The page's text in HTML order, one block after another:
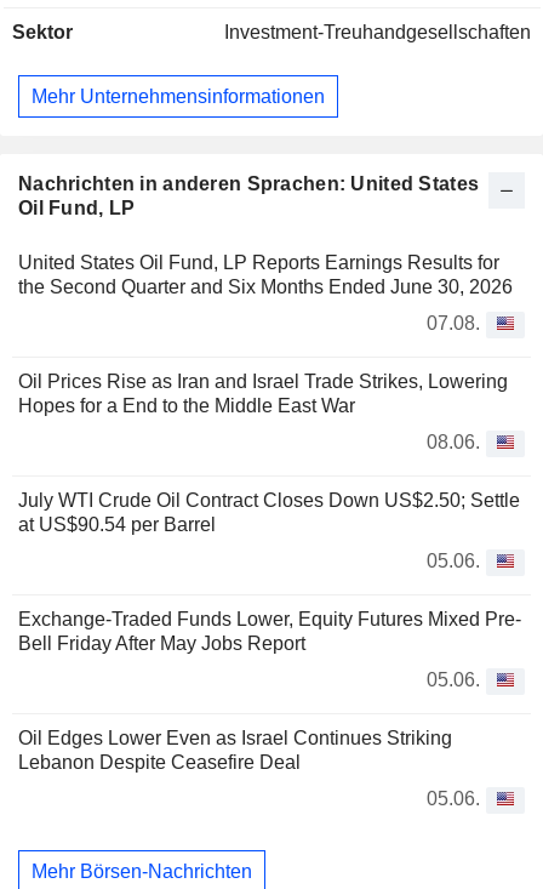
Nachrichten in anderen Sprachen: United States
Oil Fund, LP
United States Oil Fund, LP Reports Earnings Results for
the Second Quarter and Six Months Ended June 30, 2026
07.08.
Oil Prices Rise as Iran and Israel Trade Strikes, Lowering
Hopes for a End to the Middle East War
08.06.
July WTI Crude Oil Contract Closes Down US$2.50; Settle
at US$90.54 per Barrel
05.06.
Exchange-Traded Funds Lower, Equity Futures Mixed Pre-
Bell Friday After May Jobs Report
05.06.
Oil Edges Lower Even as Israel Continues Striking
Lebanon Despite Ceasefire Deal
05.06.
Mehr Börsen-Nachrichten
Sektor Investment-Treuhandgesellschaften
Mehr Unternehmensinformationen